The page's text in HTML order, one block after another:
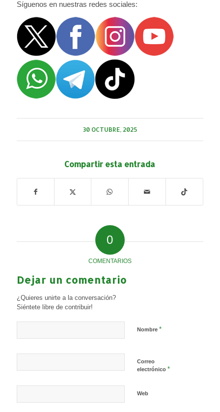
Síguenos en nuestras redes sociales:
30 OCTUBRE, 2025
Compartir esta entrada
0
COMENTARIOS
Dejar un comentario
¿Quieres unirte a la conversación?
Siéntete libre de contribuir!
Nombre *
Correo
electrónico *
Web